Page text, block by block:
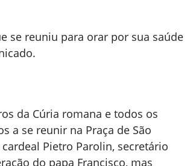
se reuniu para orar por sua saúde
da Cúria romana e todos os
a se reunir na Praça de São
Pietro Parolin, secretário
do papa Francisco, mas